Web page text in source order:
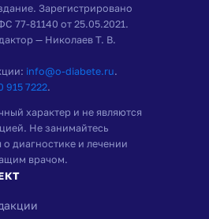
Зарегистрировано
77-81140 от 25.05.2021.
— Николаев Т. В.
info@o-diabete.ru.
915 7222.
характер и не являются
Не занимайтесь
диагностике и лечении
врачом.